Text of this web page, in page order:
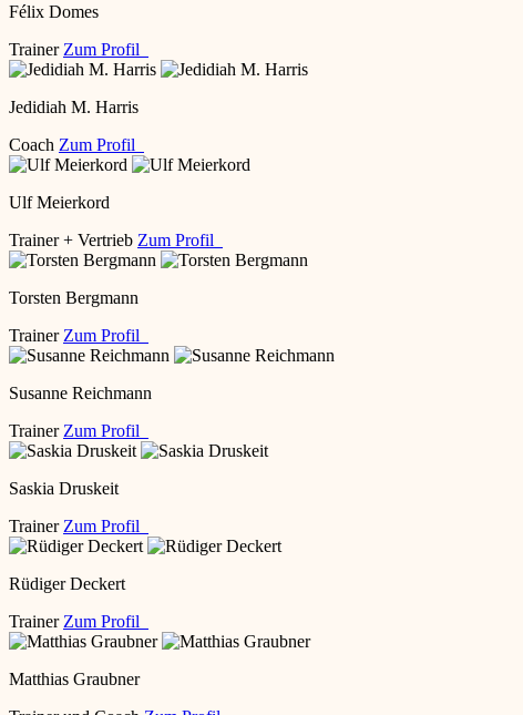
Félix Domes
Trainer Zum Profil
Jedidiah M. Harris
Coach Zum Profil
Ulf Meierkord
Trainer + Vertrieb Zum Profil
Torsten Bergmann
Trainer Zum Profil
Susanne Reichmann
Trainer Zum Profil
Saskia Druskeit
Trainer Zum Profil
Rüdiger Deckert
Trainer Zum Profil
Matthias Graubner